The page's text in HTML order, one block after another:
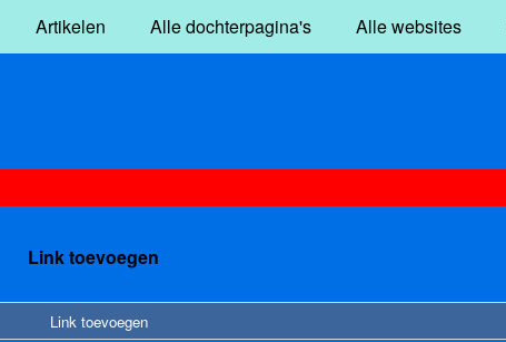
Artikelen Alle dochterpagina's Alle websites
Link toevoegen
Link toevoegen